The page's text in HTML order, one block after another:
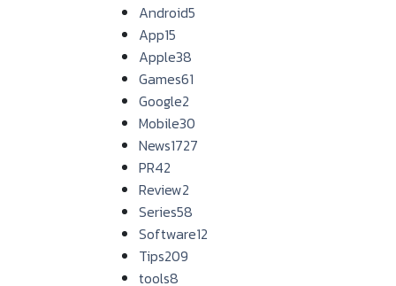
Android5
App15
Apple38
Games61
Google2
Mobile30
News1727
PR42
Review2
Series58
Software12
Tips209
tools8